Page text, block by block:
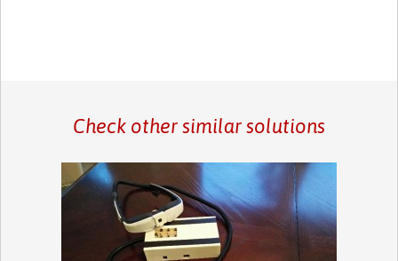
Check other similar solutions